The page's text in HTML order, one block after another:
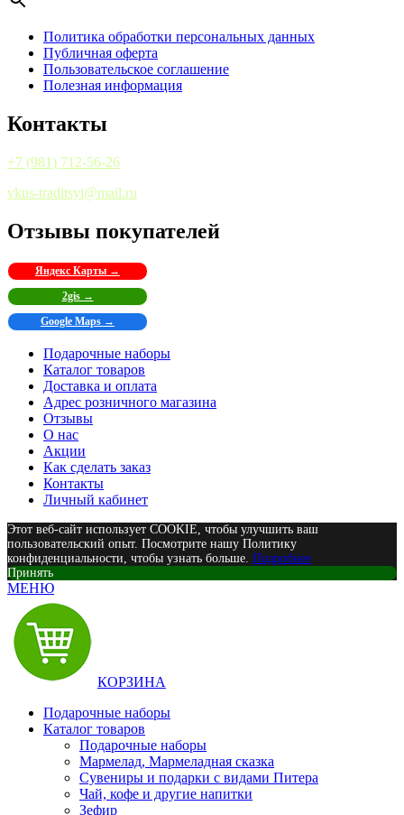
Политика обработки персональных данных
Публичная оферта
Пользовательское соглашение
Полезная информация
Контакты
+7 (981) 712-56-26
vkus-traditsyi@mail.ru
Отзывы покупателей
Яндекс Карты →
2gis →
Google Maps →
Подарочные наборы
Каталог товаров
Доставка и оплата
Адрес розничного магазина
Отзывы
О нас
Акции
Как сделать заказ
Контакты
Личный кабинет
Этот веб-сайт использует COOKIE, чтобы улучшить ваш
пользовательский опыт. Посмотрите нашу Политику
конфиденциальности, чтобы узнать больше. Подробнее
Принять
МЕНЮ
КОРЗИНА
Подарочные наборы
Каталог товаров
Подарочные наборы
Мармелад, Мармеладная сказка
Сувениры и подарки с видами Питера
Чай, кофе и другие напитки
Зефир